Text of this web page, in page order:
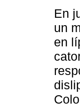
En
un
en